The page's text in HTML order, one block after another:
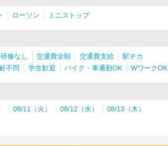
ローソン ミニストップ
研修なし 交通費全額 交通費支給
駅チカ
不問 学生歓迎 バイク・車通勤OK WワークOK
08/11（火） 08/12（水） 08/13（木）